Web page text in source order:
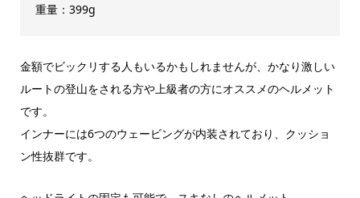
重量：399g
金額でビックリする人もいるかもしれませんが、かなり激しい
ルートの登山をされる方や上級者の方にオススメのヘルメット
です。
インナーには6つのウェービングが内装されており、クッショ
ン性抜群です。